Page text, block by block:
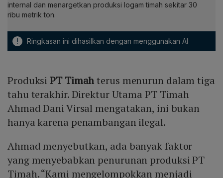
internal dan menargetkan produksi logam timah sekitar 30
ribu metrik ton.
! Ringkasan ini dihasilkan dengan menggunakan AI
ProduksiPT Timahterus menurun dalam tiga
tahu terakhir. Direktur Utama PT Timah
Ahmad Dani Virsal mengatakan, ini bukan
hanya karena penambangan ilegal.
Ahmad menyebutkan, ada banyak faktor
yang menyebabkan penurunan produksi PT
Timah. “Kami mengelompokkan menjadi